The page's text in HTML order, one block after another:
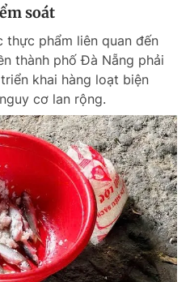
soát
thực phẩm liên quan đến
thành phố Đà Nẵng phải
khai hàng loạt biện
cơ lan rộng.